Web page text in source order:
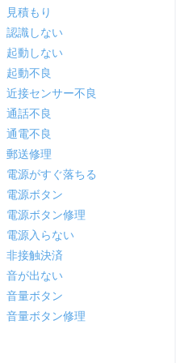
見積もり
認識しない
起動しない
起動不良
近接センサー不良
通話不良
通電不良
郵送修理
電源がすぐ落ちる
電源ボタン
電源ボタン修理
電源入らない
非接触決済
音が出ない
音量ボタン
音量ボタン修理